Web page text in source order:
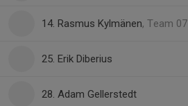
14. Rasmus Kylmänen, Team 07
25. Erik Diberius
28. Adam Gellerstedt